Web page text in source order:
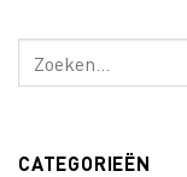
CATEGORIEËN